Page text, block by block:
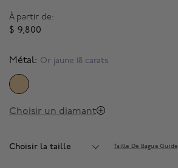
À partir de:
$ 9,800
Métal: Or jaune 18 carats
SELECTED
Choisir un diamant
Choisir la taille Taille De Bague Guide